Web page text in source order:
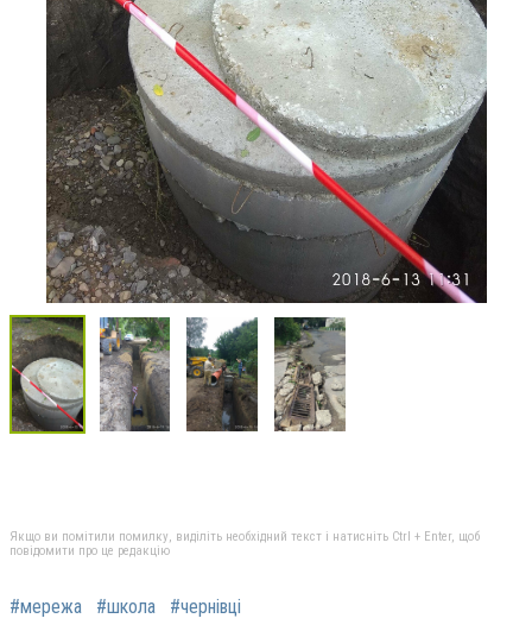
Якщо ви помітили помилку, виділіть необхідний текст і натисніть Ctrl + Enter, щоб
повідомити про це редакцію
#мережа #школа #чернівці